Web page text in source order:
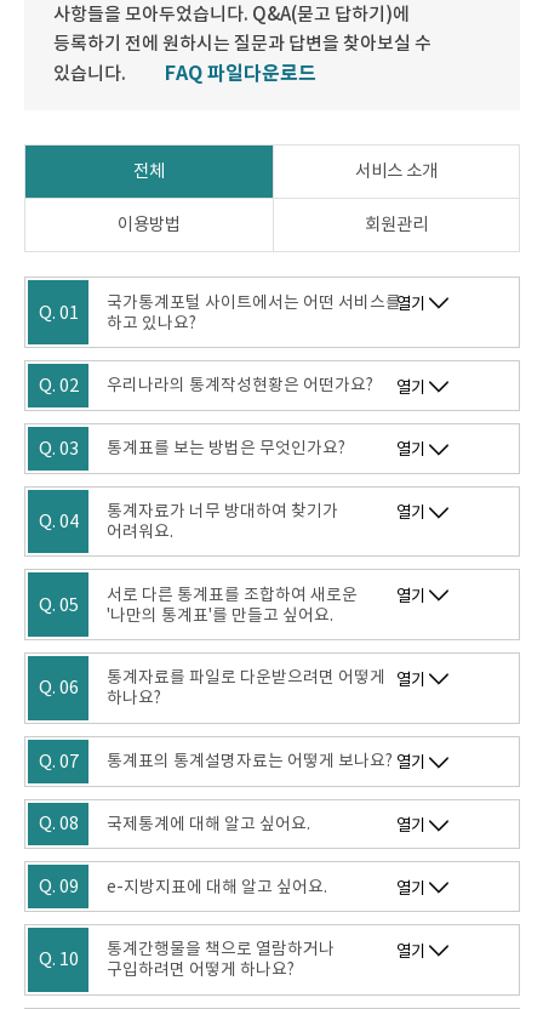
사항들을 모아두었습니다. Q&A(묻고 답하기)에
등록하기 전에 원하시는 질문과 답변을 찾아보실 수
있습니다.
FAQ 파일다운로드
전체 서비스 소개
이용방법 회원관리
Q. 01
국가통계포털 사이트에서는 어떤 서비스를
하고 있나요?
열기
Q. 02 우리나라의 통계작성현황은 어떤가요? 열기
Q. 03 통계표를 보는 방법은 무엇인가요? 열기
Q. 04
통계자료가 너무 방대하여 찾기가
어려워요.
열기
Q. 05
서로 다른 통계표를 조합하여 새로운
'나만의 통계표'를 만들고 싶어요.
열기
Q. 06
통계자료를 파일로 다운받으려면 어떻게
하나요?
열기
Q. 07 통계표의 통계설명자료는 어떻게 보나요? 열기
Q. 08 국제통계에 대해 알고 싶어요. 열기
Q. 09 e-지방지표에 대해 알고 싶어요. 열기
Q. 10
통계간행물을 책으로 열람하거나
구입하려면 어떻게 하나요?
열기